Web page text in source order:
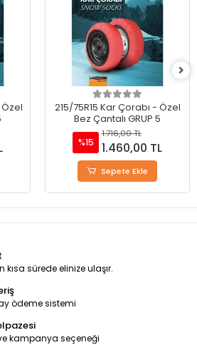
215/75R15 Kar Çorabı - Özel
Bez Çantalı GRUP 5
%15
1.716,00 TL
1.460,00 TL
Sepete Ekle
kısa sürede elinize ulaşır.
ödeme sistemi
kampanya seçeneği